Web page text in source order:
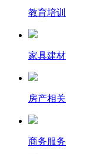
教育培训
家具建材
房产相关
商务服务